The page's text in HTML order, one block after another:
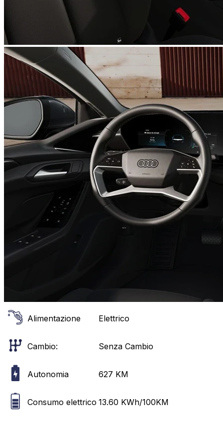
Alimentazione Elettrico
Cambio: Senza Cambio
Autonomia 627 KM
Consumo elettrico 13.60 KWh/100KM